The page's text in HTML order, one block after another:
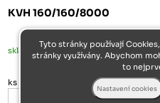
KVH 160/160/8000
skladem méně než 5 ks 4 708 Kč
4 002 Kč
ks
Tyto stránky používají
stránky využívány. Abychom
to